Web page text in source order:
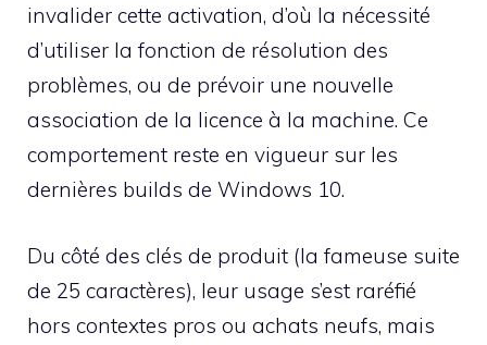
invalider cette activation, d’où la nécessité
d’utiliser la fonction de résolution des
problèmes, ou de prévoir une nouvelle
association de la licence à la machine. Ce
comportement reste en vigueur sur les
dernières builds de Windows 10.
Du côté des clés de produit (la fameuse suite
de 25 caractères), leur usage s’est raréfié
hors contextes pros ou achats neufs, mais